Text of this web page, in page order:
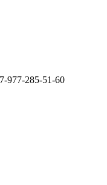
977-285-51-60